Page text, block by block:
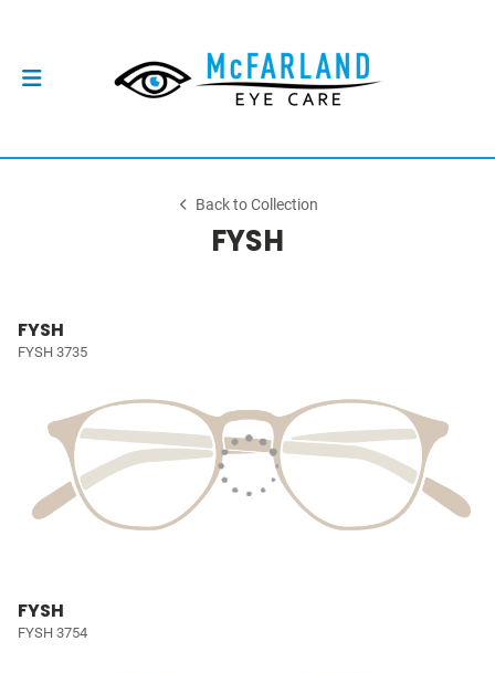
Back to Collection
FYSH
FYSH
FYSH 3735
FYSH
FYSH 3754